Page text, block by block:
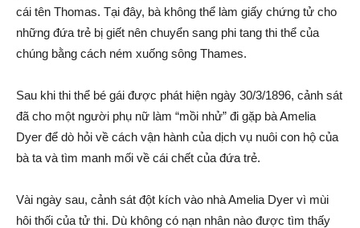
cái tên Thomas. Tại đây, bà không thể làm giấy chứng tử cho
những đứa trẻ bị giết nên chuyển sang phi tang thi thể của
chúng bằng cách ném xuống sông Thames.
Sau khi thi thể bé gái được phát hiện ngày 30/3/1896, cảnh sát
đã cho một người phụ nữ làm “mồi nhử” đi gặp bà Amelia
Dyer để dò hỏi về cách vận hành của dịch vụ nuôi con hộ của
bà ta và tìm manh mối về cái chết của đứa trẻ.
Vài ngày sau, cảnh sát đột kích vào nhà Amelia Dyer vì mùi
hôi thối của tử thi. Dù không có nạn nhân nào được tìm thấy